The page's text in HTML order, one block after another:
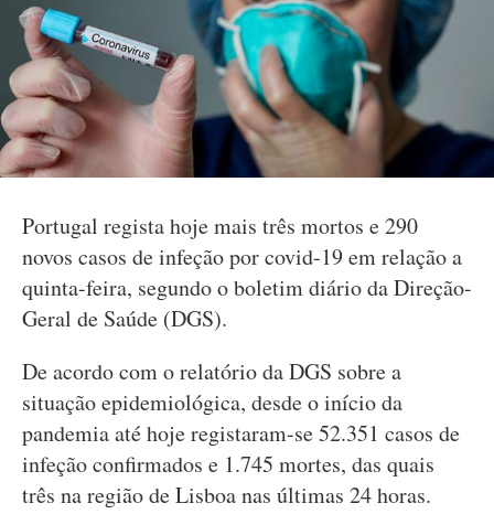
Portugal regista hoje mais três mortos e 290
novos casos de infeção por covid-19 em relação a
quinta-feira, segundo o boletim diário da Direção-
Geral de Saúde (DGS).
De acordo com o relatório da DGS sobre a
situação epidemiológica, desde o início da
pandemia até hoje registaram-se 52.351 casos de
infeção confirmados e 1.745 mortes, das quais
três na região de Lisboa nas últimas 24 horas.